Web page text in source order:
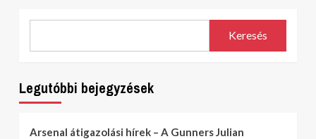
Keresés
Legutóbbi bejegyzések
Arsenal átigazolási hírek – A Gunners Julian